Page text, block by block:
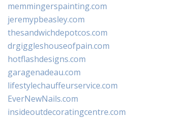
memmingerspainting.com
jeremypbeasley.com
thesandwichdepotcos.com
drgiggleshouseofpain.com
hotflashdesigns.com
garagenadeau.com
lifestylechauffeurservice.com
EverNewNails.com
insideoutdecoratingcentre.com